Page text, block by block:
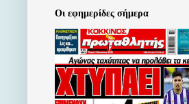
Οι εφημερίδες σήμερα